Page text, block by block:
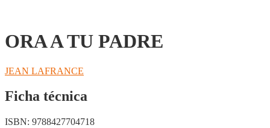
ORA A TU PADRE
JEAN LAFRANCE
Ficha técnica
ISBN: 9788427704718